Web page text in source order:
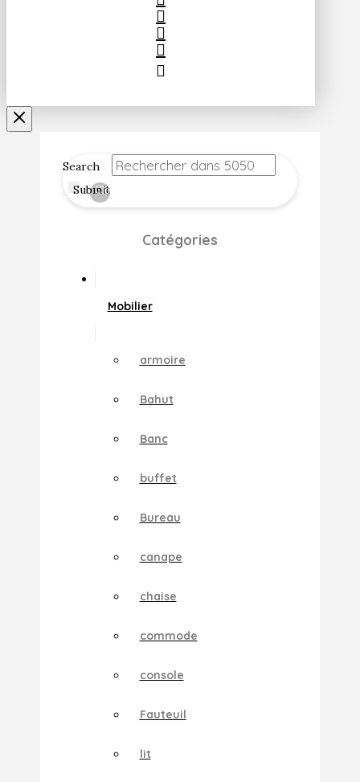
Search
Submit
Clear
Catégories
Mobilier
armoire
Bahut
Banc
buffet
Bureau
canape
chaise
commode
console
Fauteuil
lit